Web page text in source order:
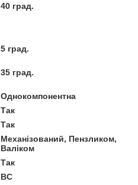
40 град.
5 град.
35 град.
Однокомпонентна
Так
Так
Механізований, Пензликом,
Валіком
Так
BC